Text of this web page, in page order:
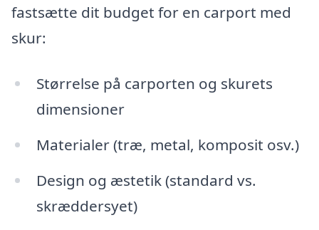
fastsætte dit budget for en carport med
skur:
Størrelse på carporten og skurets
dimensioner
Materialer (træ, metal, komposit osv.)
Design og æstetik (standard vs.
skræddersyet)